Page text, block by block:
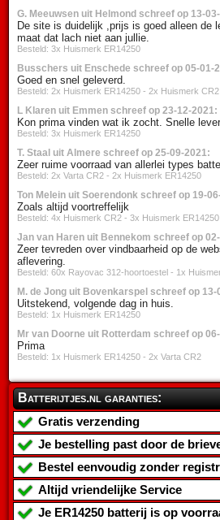
G. Meeuwsen uit Helmond schreef op 13-
De site is duidelijk ,prijs is goed alleen de
maat dat lach niet aan jullie.
Besteld: 3x Huismerk ER14250
Busschers uit Enschede schreef op 05-01-
Goed en snel geleverd.
Besteld: 2x Huismerk ER14250 - 2x Huismerk CR2
L Klaren uit Emmen schreef op 23-12-2021:
Kon prima vinden wat ik zocht. Snelle
Besteld: 3x Huismerk ER14250
T. Staal uit Almere schreef op 25-09-2021:
Zeer ruime voorraad van allerlei types
Besteld: 2x Varta CR2 - 2x Huismerk ER14250
Ton Melein uit Soerendonk schreef op 19-
Zoals altijd voortreffelijk
Besteld: 4x Huismerk CR2 - 3x Huismerk
Jan van Haren uit Bennekom schreef op
Zeer tevreden over vindbaarheid op de
aflevering.
Besteld: 60x Rayovac 312-hoortoestel - 1x
M. de Jong uit Bovenkarspel schreef op 13-
Uitstekend, volgende dag in huis.
Besteld: 1x Huismerk ER14250
Mr van Doorne uit Rotterdam schreef op
Prima
Besteld: 1x Huismerk ER14250 - 2x Varta CR2
Batterijtjes.nl garanties:
Gratis verzending
Je bestelling past door de
Bestel eenvoudig zonder
Altijd vriendelijke Service
Je ER14250 batterij is op